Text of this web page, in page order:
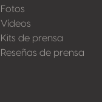
Fotos
Vídeos
Kits de prensa
Reseñas de prensa